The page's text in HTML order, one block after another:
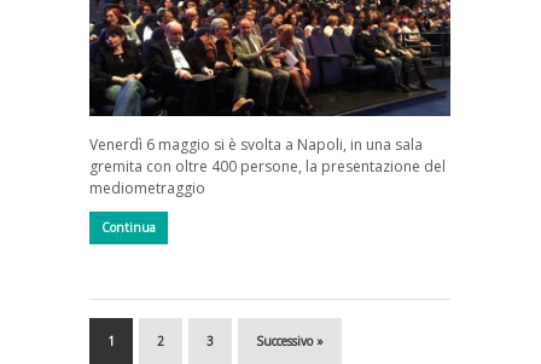
Venerdì 6 maggio si è svolta a Napoli, in una sala
gremita con oltre 400 persone, la presentazione del
mediometraggio
Continua
1 2 3 Successivo »